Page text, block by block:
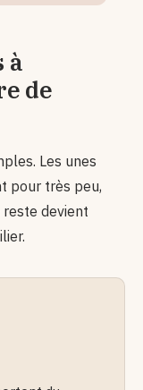
à
de
Les unes
pour très peu,
devient